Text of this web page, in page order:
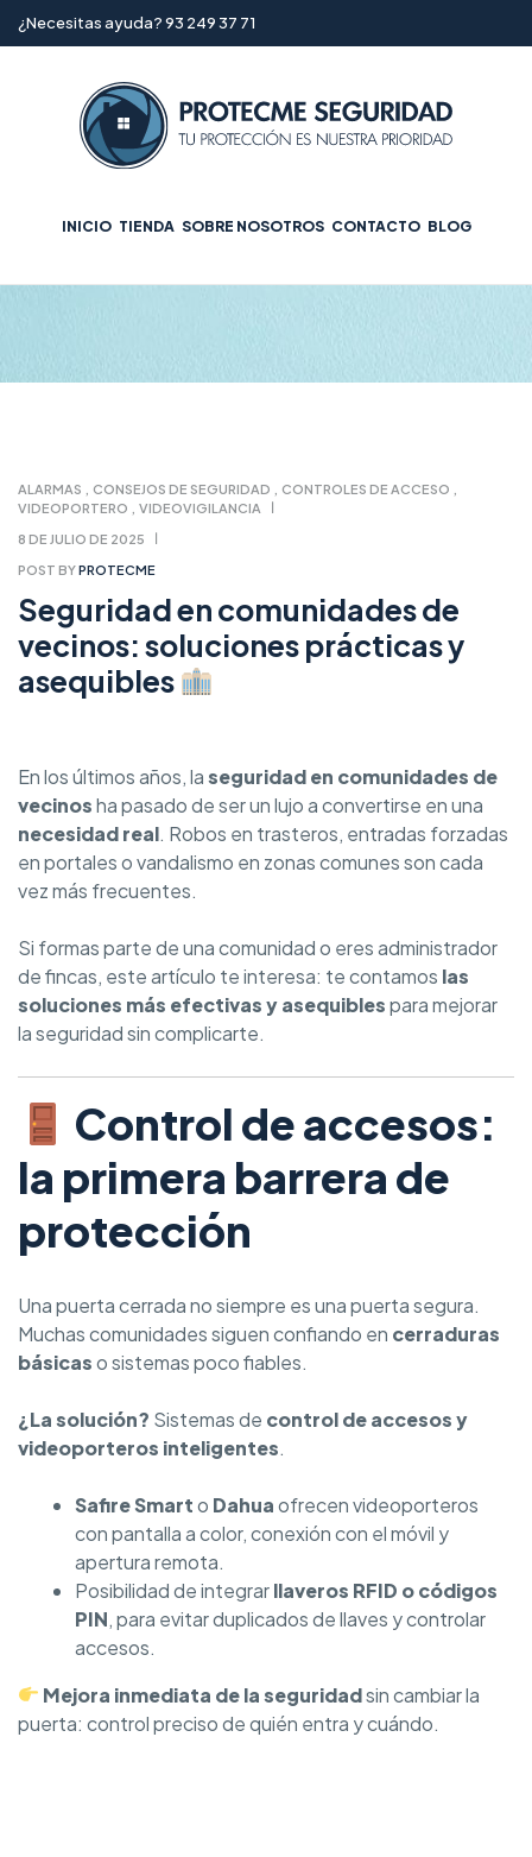
¿Necesitas ayuda? 93 249 37 71
INICIO TIENDA SOBRE NOSOTROS CONTACTO BLOG
8 DE JULIO DE 2025
ALARMAS CONSEJOS DE SEGURIDAD CONTROLES DE ACCESO
VIDEOPORTERO
VIDEOVIGILANCIA
POST BYPROTECME
Seguridad en comunidades de
vecinos: soluciones prácticas y
asequibles
En los últimos años, laseguridad en comunidades de
vecinosha pasado de ser un lujo a convertirse en una
necesidad real. Robos en trasteros, entradas forzadas
en portales o vandalismo en zonas comunes son cada
vez más frecuentes.
Si formas parte de una comunidad o eres administrador
de fincas, este artículo te interesa: te contamos las
soluciones más efectivas y asequiblespara mejorar
la seguridad sin complicarte.
Control de accesos:
la primera barrera de
protección
Una puerta cerrada no siempre es una puerta segura.
Muchas comunidades siguen confiando en cerraduras
básicaso sistemas poco fiables.
¿La solución? Sistemas de control de accesos y
videoporteros inteligentes.
Safire Smarto Dahuaofrecen videoporteros
con pantalla a color, conexión con el móvil y
apertura remota.
Posibilidad de integrarllaveros RFID o códigos
PIN, para evitar duplicados de llaves y controlar
accesos.
Mejora inmediata de la seguridadsin cambiar la
puerta: control preciso de quién entra y cuándo.